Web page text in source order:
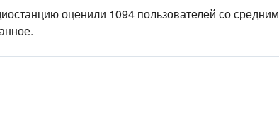
оценили 1094 пользователей со средним